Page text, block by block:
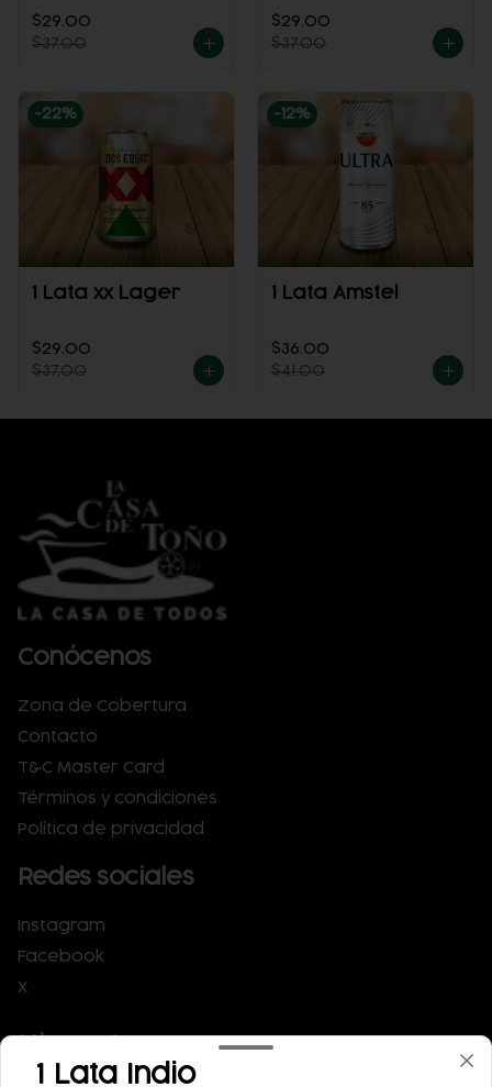
$29.00
$37.00
$29.00
$37.00
-22%
1 Lata xx Lager
$29.00
$37.00
-12%
1 Lata Amstel
$36.00
$41.00
Conócenos
Zona de Cobertura
Contacto
T&C Master Card
Términos y condiciones
Política de privacidad
Redes sociales
Instagram
Facebook
X
1 Lata Indio